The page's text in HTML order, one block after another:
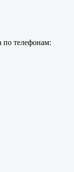
по телефонам: